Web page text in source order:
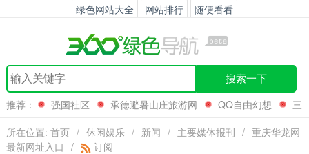
绿色网站大全 网站排行 随便看看
搜索一下
推荐： 强国社区 承德避暑山庄旅游网 QQ自由幻想
三
所在位置: 首页 / 休闲娱乐 / 新闻 / 主要媒体报刊 / 重庆华龙网
最新网址入口 / 订阅